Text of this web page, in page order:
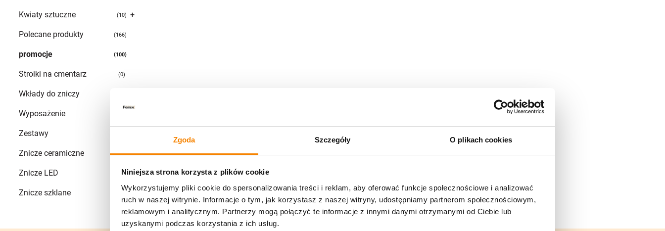
Zgoda Szczegóły O plikach cookies
Niniejsza strona korzysta z plików cookie
Wykorzystujemy pliki cookie do spersonalizowania treści i reklam, aby oferować funkcje społecznościowe i analizować
ruch w naszej witrynie. Informacje o tym, jak korzystasz z naszej witryny, udostępniamy partnerom społecznościowym,
reklamowym i analitycznym. Partnerzy mogą połączyć te informacje z innymi danymi otrzymanymi od Ciebie lub
uzyskanymi podczas korzystania z ich usług.
+
Kwiaty sztuczne 10
Polecane produkty 166
promocje 100
Stroiki na cmentarz 0
Wkłady do zniczy
Wyposażenie
Zestawy
Znicze ceramiczne 4
Znicze LED 41
+
Znicze szklane